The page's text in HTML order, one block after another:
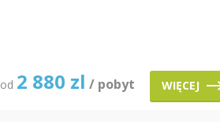
od 2 880 zl / pobyt WIĘCEJ